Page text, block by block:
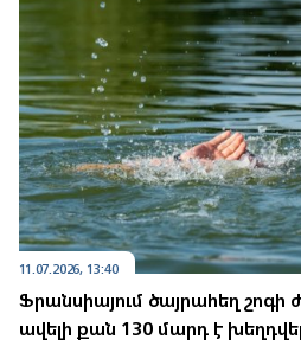
11.07.2026, 13:40
Ֆրանսիայում ծայրահեղ
ավելի քան 130 մարդ է խեղդվել